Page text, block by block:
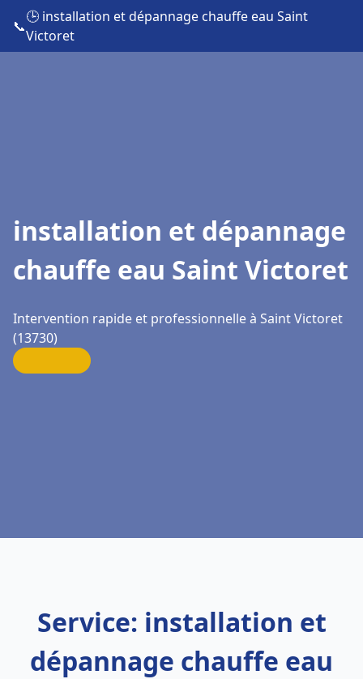
📞
🕒 installation et dépannage chauffe eau Saint
Victoret
installation et dépannage
chauffe eau Saint Victoret
Intervention rapide et professionnelle à Saint Victoret
(13730)
Service: installation et
dépannage chauffe eau